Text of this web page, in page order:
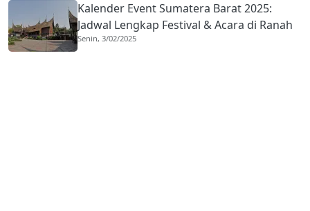
Kalender Event Sumatera Barat 2025:
Jadwal Lengkap Festival & Acara di Ranah
Minang
Senin, 3/02/2025